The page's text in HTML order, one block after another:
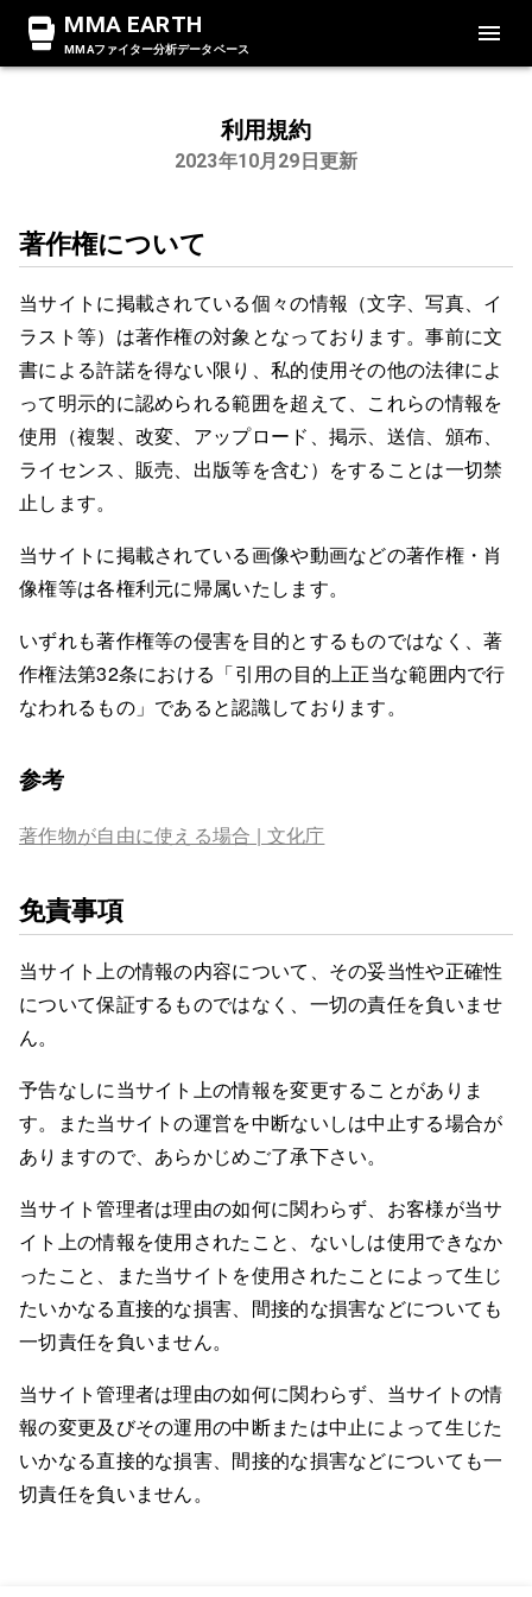
MMA EARTH
MMAファイター分析データベース
利用規約
2023年10月29日更新
著作権について
当サイトに掲載されている個々の情報（文字、写真、イ
ラスト等）は著作権の対象となっております。事前に文
書による許諾を得ない限り、私的使用その他の法律によ
って明示的に認められる範囲を超えて、これらの情報を
使用（複製、改変、アップロード、掲示、送信、頒布、
ライセンス、販売、出版等を含む）をすることは一切禁
止します。
当サイトに掲載されている画像や動画などの著作権・肖
像権等は各権利元に帰属いたします。
いずれも著作権等の侵害を目的とするものではなく、著
作権法第32条における「引用の目的上正当な範囲内で行
なわれるもの」であると認識しております。
参考
著作物が自由に使える場合 | 文化庁
免責事項
当サイト上の情報の内容について、その妥当性や正確性
について保証するものではなく、一切の責任を負いませ
ん。
予告なしに当サイト上の情報を変更することがありま
す。また当サイトの運営を中断ないしは中止する場合が
ありますので、あらかじめご了承下さい。
当サイト管理者は理由の如何に関わらず、お客様が当サ
イト上の情報を使用されたこと、ないしは使用できなか
ったこと、また当サイトを使用されたことによって生じ
たいかなる直接的な損害、間接的な損害などについても
一切責任を負いません。
当サイト管理者は理由の如何に関わらず、当サイトの情
報の変更及びその運用の中断または中止によって生じた
いかなる直接的な損害、間接的な損害などについても一
切責任を負いません。